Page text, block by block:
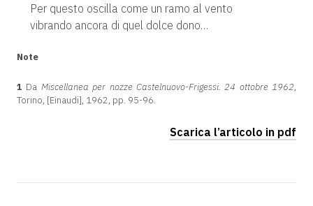
Per questo oscilla come un ramo al vento
vibrando ancora di quel dolce dono…
Note
1 Da Miscellanea per nozze Castelnuovo-Frigessi. 24 ottobre 1962,
Torino, [Einaudi], 1962, pp. 95-96.
Scarica l’articolo in pdf